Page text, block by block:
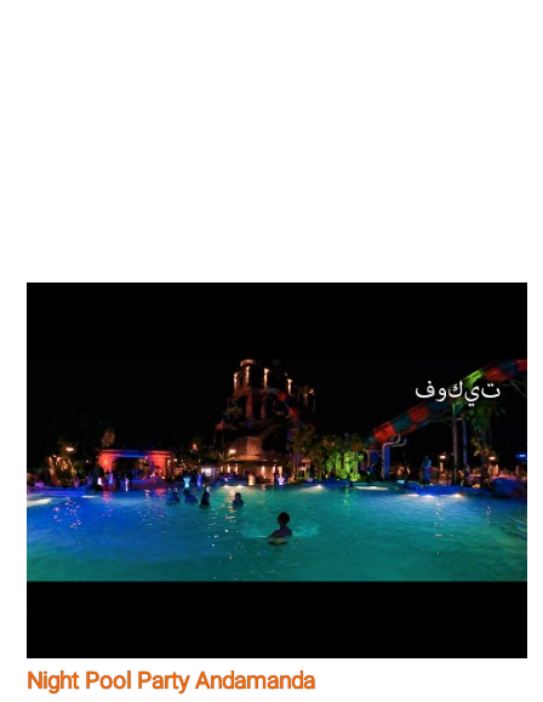
Night Pool Party Andamanda